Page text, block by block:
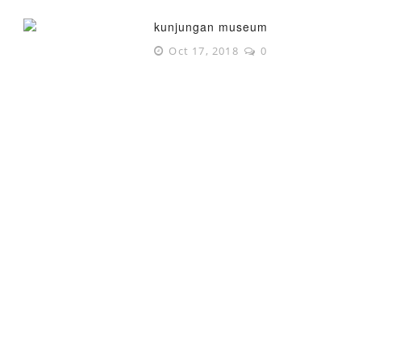
kunjungan museum
Oct 17, 2018 0